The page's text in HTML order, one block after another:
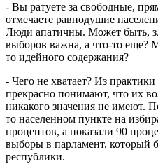
- Вы ратуете за свободные,
отмечаете равнодушие
Люди апатичны. Может быть,
выборов важна, а что-то еще?
то идейного содержания?
- Чего не хватает? Из
прекрасно понимают, что их
никакого значения не имеют.
то населенном пункте на
процентов, а показали 90
выборы в парламент, который
республики.